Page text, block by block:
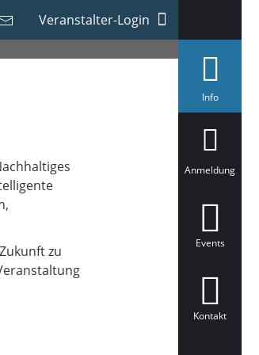
Veranstalter-Login
Infoa
ä
t
Anmeldung
Events
Kontakt
zu